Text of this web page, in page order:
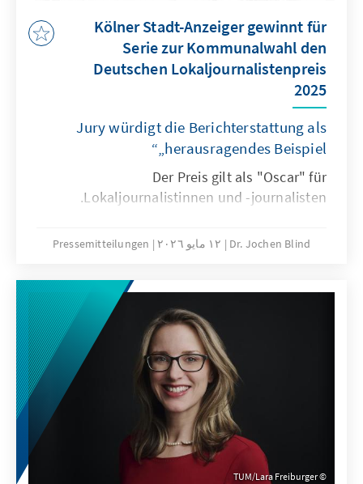
Kölner Stadt-Anzeiger gewinnt für
Serie zur Kommunalwahl den
Deutschen Lokaljournalistenpreis
2025
Jury würdigt die Berichterstattung als
„herausragendes Beispiel“
Der Preis gilt als "Oscar" für
Lokaljournalistinnen und -journalisten.
Dr. Jochen Blind ١٢ مايو ٢٠٢٦ Pressemitteilungen
TUM/Lara Freiburger